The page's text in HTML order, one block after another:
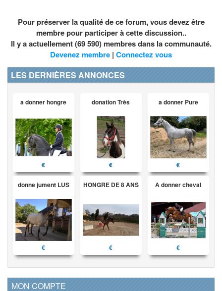
Pour préserver la qualité de ce forum, vous devez être
membre pour participer à cette discussion..
Il y a actuellement (69 590) membres dans la communauté.
Devenez membre | Connectez vous
LES DERNIÈRES ANNONCES
a donner hongre
€
donation Très
€
a donner Pure
€
donne jument LUS
€
HONGRE DE 8 ANS
€
A donner cheval
€
MON COMPTE